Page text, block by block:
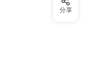
分享